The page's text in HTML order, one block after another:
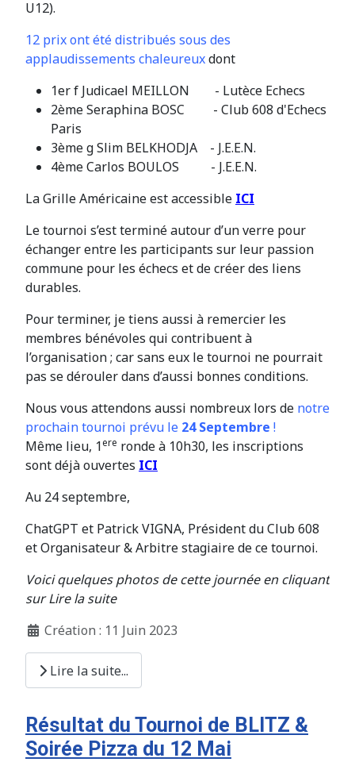
U12).
12 prix ont été distribués sous des
applaudissements chaleureuxdont
1er f Judicael MEILLON - Lutèce Echecs
2ème Seraphina BOSC - Club 608 d'Echecs
Paris
3ème g Slim BELKHODJA - J.E.E.N.
4ème Carlos BOULOS - J.E.E.N.
La Grille Américaine est accessible ICI
Le tournoi s’est terminé autour d’un verre pour
échanger entre les participants sur leur passion
commune pour les échecs et de créer des liens
durables.
Pour terminer, je tiens aussi à remercier les
membres bénévoles qui contribuent à
l’organisation ; car sans eux le tournoi ne pourrait
pas se dérouler dans d’aussi bonnes conditions.
Nous vous attendons aussi nombreux lors de notre
prochain tournoi prévu le 24 Septembre !
Même lieu, 1ere ronde à 10h30, les inscriptions
sont déjà ouvertes ICI
Au 24 septembre,
ChatGPT et Patrick VIGNA, Président du Club 608
et Organisateur & Arbitre stagiaire de ce tournoi.
Voici quelques photos de cette journée en cliquant
sur Lire la suite
Création : 11 Juin 2023
Lire la suite...
Résultat du Tournoi de BLITZ &
Soirée Pizza du 12 Mai